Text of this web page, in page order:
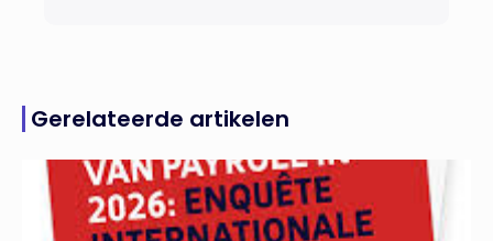
Gerelateerde artikelen